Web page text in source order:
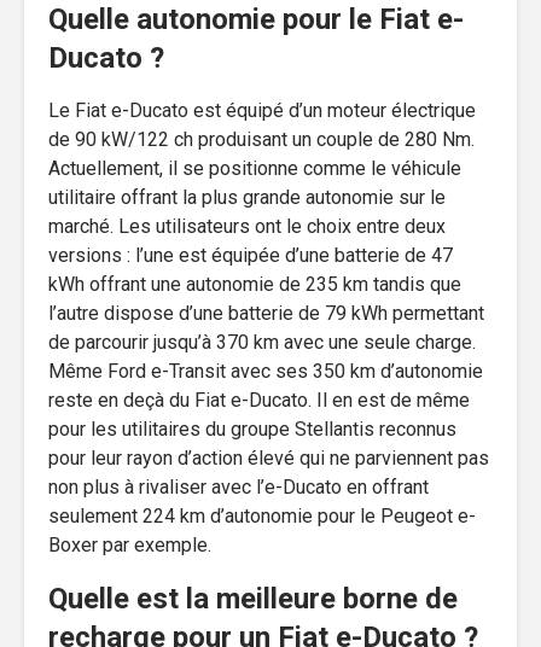
Quelle autonomie pour le Fiat e-
Ducato ?
Le Fiat e-Ducato est équipé d’un moteur électrique
de 90 kW/122 ch produisant un couple de 280 Nm.
Actuellement, il se positionne comme le véhicule
utilitaire offrant la plus grande autonomie sur le
marché. Les utilisateurs ont le choix entre deux
versions : l’une est équipée d’une batterie de 47
kWh offrant une autonomie de 235 km tandis que
l’autre dispose d’une batterie de 79 kWh permettant
de parcourir jusqu’à 370 km avec une seule charge.
Même Ford e-Transit avec ses 350 km d’autonomie
reste en deçà du Fiat e-Ducato. Il en est de même
pour les utilitaires du groupe Stellantis reconnus
pour leur rayon d’action élevé qui ne parviennent pas
non plus à rivaliser avec l’e-Ducato en offrant
seulement 224 km d’autonomie pour le Peugeot e-
Boxer par exemple.
Quelle est la meilleure borne de
recharge pour un Fiat e-Ducato ?